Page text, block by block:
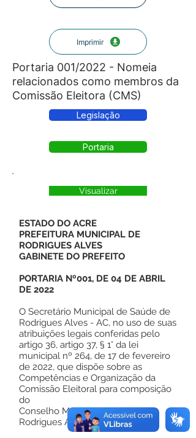
Imprimir
Portaria 001/2022 - Nomeia
relacionados como membros da
Comissão Eleitora (CMS)
Legislação
Portaria
Visualizar
ESTADO DO ACRE
PREFEITURA MUNICIPAL DE
RODRIGUES ALVES
GABINETE DO PREFEITO
PORTARIA Nº001, DE 04 DE ABRIL
DE 2022
O Secretário Municipal de Saúde de
Rodrigues Alves - AC, no uso de suas
atribuições legais conferidas pelo
artigo 36, artigo 37, § 1° da lei
municipal nº 264, de 17 de fevereiro
de 2022, que dispõe sobre as
Competências e Organização da
Comissão Eleitoral para composição
do
Conselho Municipal de Saúde de
Rodrigues Alves – AC.